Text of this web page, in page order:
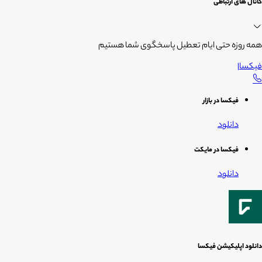
کانال های ارتباطی
همه روزه حتی ایام تعطیل پاسخگوی شما هستیم
فیکسا|
فیکسا در بازار
دانلود
فیکسا در مایکت
دانلود
دانلود اپلیکیشن فیکسا